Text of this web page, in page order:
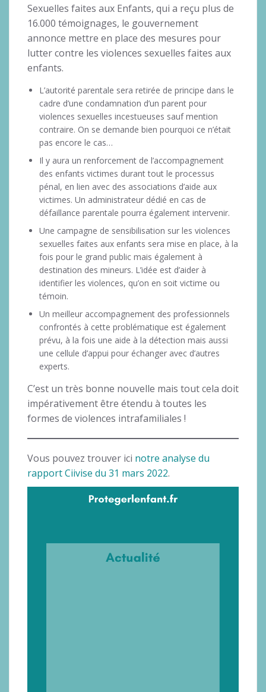
Sexuelles faites aux Enfants, qui a reçu plus de
16.000 témoignages, le gouvernement
annonce mettre en place des mesures pour
lutter contre les violences sexuelles faites aux
enfants.
L’autorité parentale sera retirée de principe dans le
cadre d’une condamnation d’un parent pour
violences sexuelles incestueuses sauf mention
contraire. On se demande bien pourquoi ce n’était
pas encore le cas…
Il y aura un renforcement de l’accompagnement
des enfants victimes durant tout le processus
pénal, en lien avec des associations d’aide aux
victimes. Un administrateur dédié en cas de
défaillance parentale pourra également intervenir.
Une campagne de sensibilisation sur les violences
sexuelles faites aux enfants sera mise en place, à la
fois pour le grand public mais également à
destination des mineurs. L’idée est d’aider à
identifier les violences, qu’on en soit victime ou
témoin.
Un meilleur accompagnement des professionnels
confrontés à cette problématique est également
prévu, à la fois une aide à la détection mais aussi
une cellule d’appui pour échanger avec d’autres
experts.
C’est un très bonne nouvelle mais tout cela doit
impérativement être étendu à toutes les
formes de violences intrafamiliales !
Vous pouvez trouver ici notre analyse du
rapport Ciivise du 31 mars 2022.